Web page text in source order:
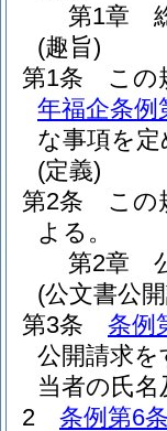
第1章
(趣旨)
第1条
この
年福企条例
な事項を
(定義)
第2条
この
よる。
第2章
(公文書公
第3条
条例
公開請求
当者の氏
2
条例第6